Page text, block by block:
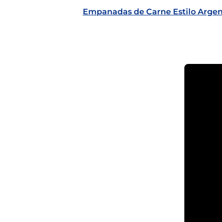
Empanadas de Carne Estilo